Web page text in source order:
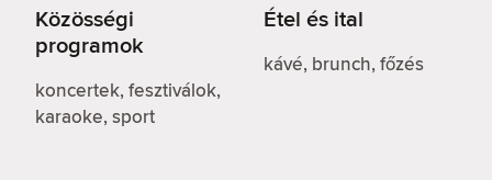
Közösségi
programok
koncertek, fesztiválok,
karaoke, sport
Étel és ital
kávé, brunch, főzés